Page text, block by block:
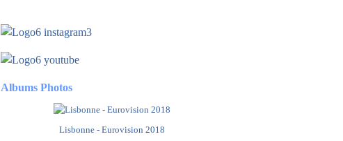
Albums Photos
Lisbonne - Eurovision 2018